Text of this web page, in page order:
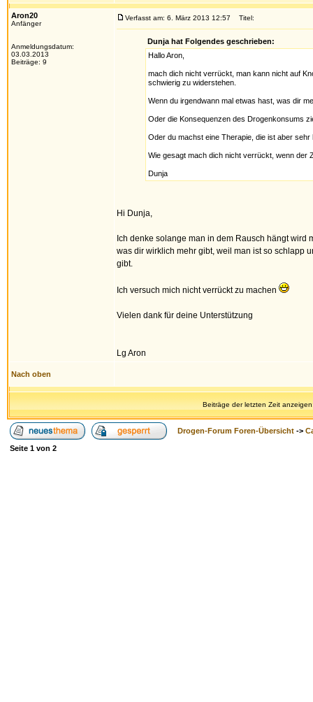
Aron20
Anfänger
Anmeldungsdatum:
03.03.2013
Beiträge: 9
Verfasst am: 6. März 2013 12:57 Titel:
Dunja hat Folgendes geschrieben:
Hallo Aron,
mach dich nicht verrückt, man kann nicht auf
schwierig zu widerstehen.
Wenn du irgendwann mal etwas hast, was dir
Oder die Konsequenzen des Drogenkonsums
Oder du machst eine Therapie, die ist aber
Wie gesagt mach dich nicht verrückt, wenn der
Dunja
Hi Dunja,
Ich denke solange man in dem Rausch hängt wird
was dir wirklich mehr gibt, weil man ist so schlapp
gibt.
Ich versuch mich nicht verrückt zu machen
Vielen dank für deine Unterstützung
Lg Aron
Nach oben
Beiträge der letzten Zeit
Drogen-Forum Foren-Übersicht ->
Seite 1 von 2